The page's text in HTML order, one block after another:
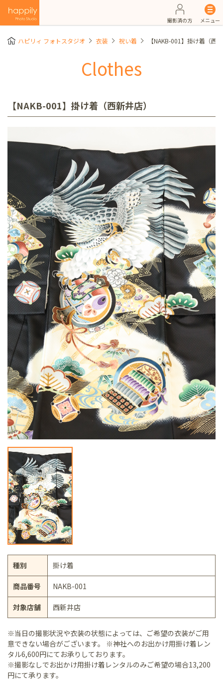
撮影済の方 メニュー
ハピリィ フォトスタジオ 衣装 祝い着 【NAKB-001】掛け着（西
Clothes
【NAKB-001】掛け着（西新井店）
種別 掛け着
商品番号 NAKB-001
対象店舗 西新井店
※当日の撮影状況や衣装の状態によっては、ご希望の衣装がご用
意できない場合がございます。 ※神社へのお出かけ用掛け着レン
タル6,600円にてお承りしております。
※撮影なしでお出かけ用掛け着レンタルのみご希望の場合13,200
円にて承ります。